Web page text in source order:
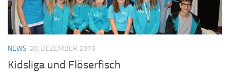
NEWS 20. DEZEMBER 2016
Kidsliga und Flöserfisch